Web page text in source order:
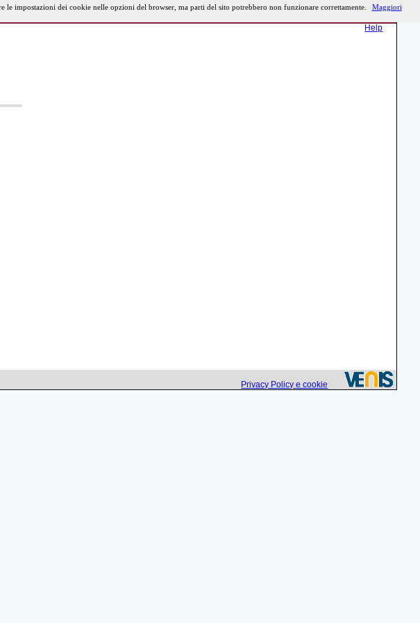
Help
Privacy Policy e cookie
impostazioni dei cookie nelle opzioni del browser, ma parti del sito potrebbero non funzionare correttamente.
Maggiori